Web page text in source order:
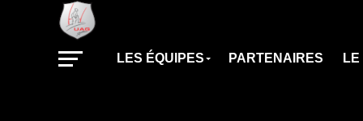
LES ÉQUIPES PARTENAIRES